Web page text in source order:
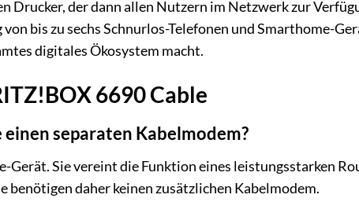
Drucker, der dann allen Nutzern im Netzwerk zur
bis zu sechs Schnurlos-Telefonen und Smarthome-
digitales Ökosystem macht.
6690 Cable
separaten Kabelmodem?
Sie vereint die Funktion eines leistungsstarken
benötigen daher keinen zusätzlichen Kabelmodem.